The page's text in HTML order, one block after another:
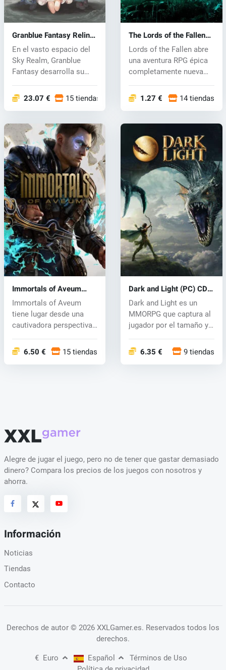
Granblue Fantasy Relink
(PC) key
En el vasto espacio del
Sky Realm, Granblue
Fantasy desarrolla su
23.07 € 15 tiendas
The Lords of the Fallen
(PC) key
Lords of the Fallen abre
una aventura RPG épica
completamente nueva
1.27 € 14 tiendas
Immortals of Aveum
(PC) key
Immortals of Aveum
tiene lugar desde una
cautivadora perspectiva
6.50 € 15 tiendas
Dark and Light (PC) CD
key
Dark and Light es un
MMORPG que captura al
jugador por el tamaño y
6.35 € 9 tiendas
Alegre de jugar el juego, pero no de tener que gastar demasiado
dinero? Compara los precios de los juegos con nosotros y
ahorra.
Información
Noticias
Tiendas
Contacto
Derechos de autor © 2026 XXLGamer.es. Reservados todos los
derechos.
€ Euro Español
Términos de Uso